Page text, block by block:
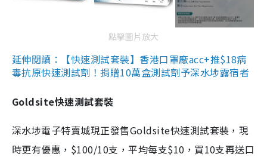
點擊圖片放大
延伸閱讀：【快速測試套裝】香港口罩廠acc+推$18病
毒抗原快速測試劑！捐贈10萬盒測試劑予深水埗露宿者
Goldsite快速測試套裝
深水埗電子特賣城現正發售Goldsite快速測試套裝，現
時更有優惠，$100/10支，平均每支$10，買10支再送口